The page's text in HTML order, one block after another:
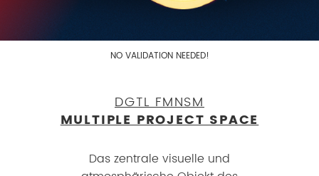
NO VALIDATION NEEDED!
DGTL FMNSM
MULTIPLE PROJECT SPACE
Das zentrale visuelle und